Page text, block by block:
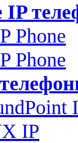
IP
Phone
Phone
IP